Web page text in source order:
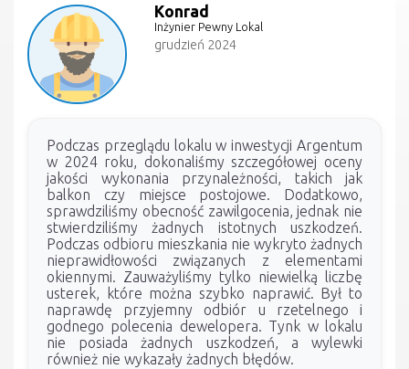
Konrad
Inżynier Pewny Lokal
grudzień 2024
Podczas przeglądu lokalu w inwestycji Argentum
w 2024 roku, dokonaliśmy szczegółowej oceny
jakości wykonania przynależności, takich jak
balkon czy miejsce postojowe. Dodatkowo,
sprawdziliśmy obecność zawilgocenia, jednak nie
stwierdziliśmy żadnych istotnych uszkodzeń.
Podczas odbioru mieszkania nie wykryto żadnych
nieprawidłowości związanych z elementami
okiennymi. Zauważyliśmy tylko niewielką liczbę
usterek, które można szybko naprawić. Był to
naprawdę przyjemny odbiór u rzetelnego i
godnego polecenia dewelopera. Tynk w lokalu
nie posiada żadnych uszkodzeń, a wylewki
również nie wykazały żadnych błędów.